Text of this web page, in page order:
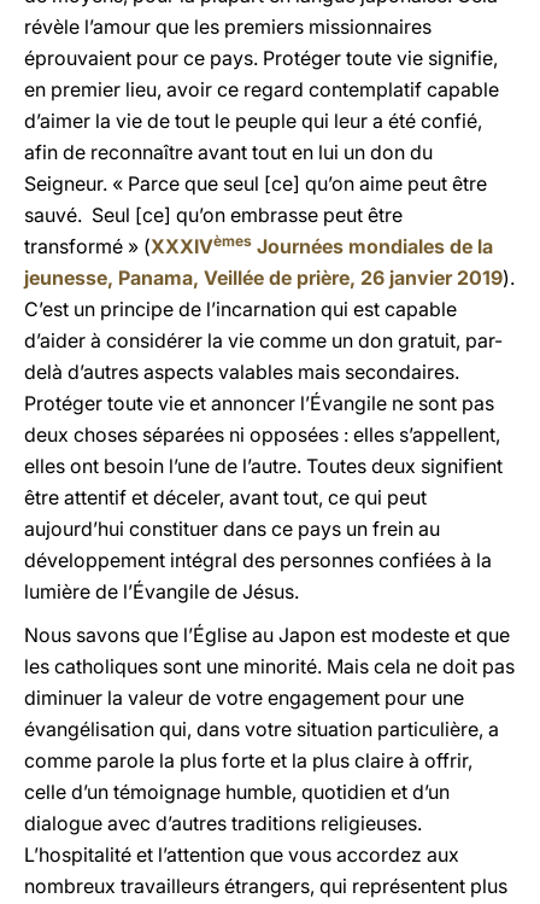
révèle l’amour que les premiers missionnaires
éprouvaient pour ce pays. Protéger toute vie signifie,
en premier lieu, avoir ce regard contemplatif capable
d’aimer la vie de tout le peuple qui leur a été confié,
afin de reconnaître avant tout en lui un don du
Seigneur. « Parce que seul [ce] qu’on aime peut être
sauvé. Seul [ce] qu’on embrasse peut être
transformé » (XXXIVèmes Journées mondiales de la
jeunesse, Panama, Veillée de prière, 26 janvier 2019).
C’est un principe de l’incarnation qui est capable
d’aider à considérer la vie comme un don gratuit, par-
delà d’autres aspects valables mais secondaires.
Protéger toute vie et annoncer l’Évangile ne sont pas
deux choses séparées ni opposées : elles s’appellent,
elles ont besoin l’une de l’autre. Toutes deux signifient
être attentif et déceler, avant tout, ce qui peut
aujourd’hui constituer dans ce pays un frein au
développement intégral des personnes confiées à la
lumière de l’Évangile de Jésus.
Nous savons que l’Église au Japon est modeste et que
les catholiques sont une minorité. Mais cela ne doit pas
diminuer la valeur de votre engagement pour une
évangélisation qui, dans votre situation particulière, a
comme parole la plus forte et la plus claire à offrir,
celle d’un témoignage humble, quotidien et d’un
dialogue avec d’autres traditions religieuses.
L’hospitalité et l’attention que vous accordez aux
nombreux travailleurs étrangers, qui représentent plus